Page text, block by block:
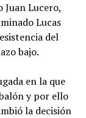
Lucero,
Lucas
del
bajo.
en la que
y por ello
la decisión